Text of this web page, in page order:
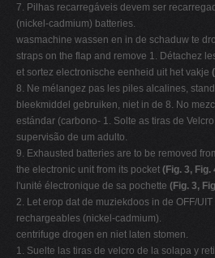
7. Pilhas recarregáveis devem ser
(nickel-cadmium) batteries.
wasmachine wassen en in de schaduw te
straps on the flap and remove 1. Détachez
et sortez electronische eenheid uit het vakje
8. Ne mélangez pas les piles alcalines,
bleekmiddel gebruiken, niet in de 8. No
estándar (carbono- 1. Solte as tiras de
supervisão de um adulto.
9. Exhausted batteries are to be removed
the electronic unit from its pocket (Fig. 3, Fig.
l'unité électronique de sa pochette (Fig. 3,
2. Let erop dat de muziekdoos in de OFF/
rechargeables (nickel-cadmium).
centrifuge drogen en niet laten stomen.
1. Suelte las tiras de velcro de la solapa y